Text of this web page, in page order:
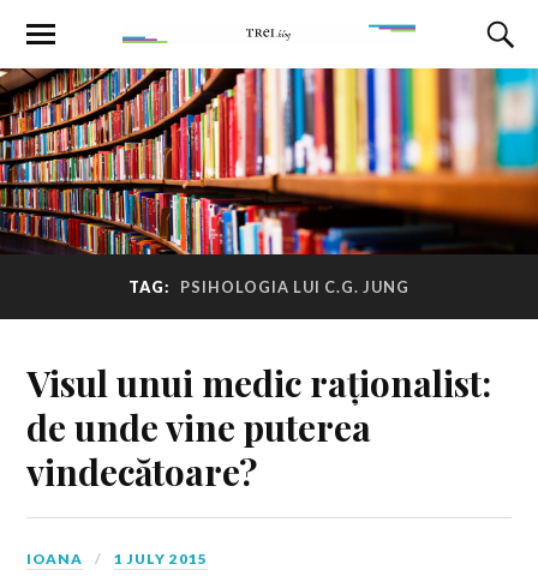
TAG: PSIHOLOGIA LUI C.G. JUNG
Visul unui medic raționalist:
de unde vine puterea
vindecătoare?
IOANA 1 JULY 2015